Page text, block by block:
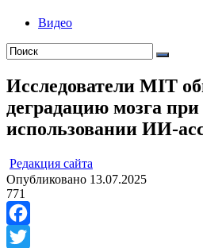
Видео
Исследователи MIT
деградацию мозга
использовании ИИ-
Редакция cайта
Опубликовано 13.07.2025
771
Facebook